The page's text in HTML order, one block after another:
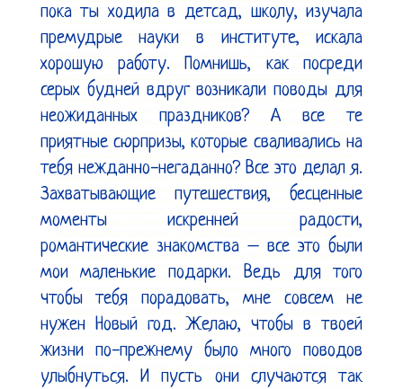
пока ты ходила в детсад, школу, изучала
премудрые науки в институте, искала
хорошую работу. Помнишь, как посреди
серых будней вдруг возникали поводы для
неожиданных праздников? А все те
приятные сюрпризы, которые сваливались на
тебя нежданно-негаданно? Все это делал я.
Захватывающие путешествия, бесценные
моменты искренней радости,
романтические знакомства – все это были
мои маленькие подарки. Ведь для того
чтобы тебя порадовать, мне совсем не
нужен Новый год. Желаю, чтобы в твоей
жизни по-прежнему было много поводов
улыбнуться. И пусть они случаются так